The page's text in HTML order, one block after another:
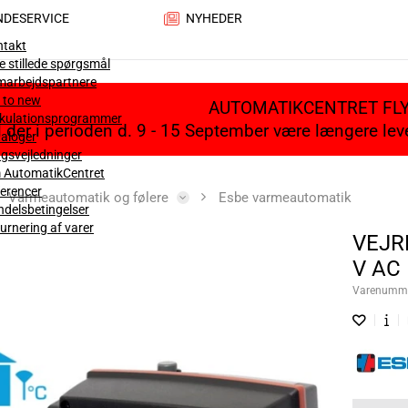
stillede spørgsmål
to new
AutomatikCentret
af varer
NYHEDER
AUTOMATIKCENTRET
der i perioden d. 9 - 15 September være længere
Varmeautomatik og følere Esbe varmeautomatik
V AC